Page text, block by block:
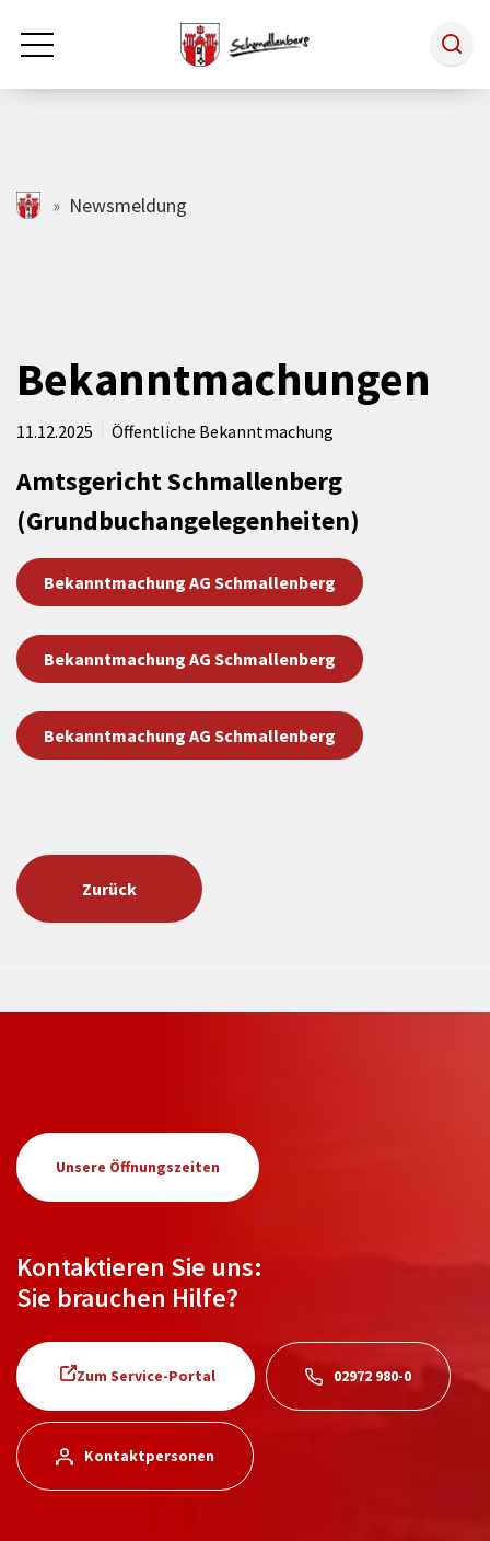
Zum Hauptinhalt springen
Rathaus & Politik
Wirtschaft
schmallenberg.de
Newsmeldung
Bekanntmachungen
11.12.2025 Öffentliche Bekanntmachung
Amtsgericht Schmallenberg
(Grundbuchangelegenheiten)
Bekanntmachung AG Schmallenberg
Bekanntmachung AG Schmallenberg
Bekanntmachung AG Schmallenberg
Zurück
Unsere Öffnungszeiten
Kontaktieren Sie uns:
Sie brauchen Hilfe?
Zum Service-Portal 02972 980-0
Kontaktpersonen